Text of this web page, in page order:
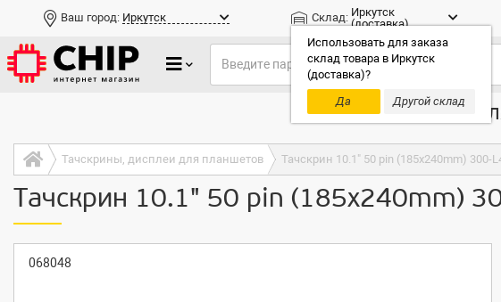
Ваш город: Иркутск Склад: Иркутск
(доставка)
Использовать для заказа
склад товара в Иркутск
(доставка)?
Да
Другой склад
Только доставка,
Тачскрины, дисплеи для планшетов Тачскрин 10.1" 50 pin (185x240mm) 300-
Тачскрин 10.1" 50 pin (185x240mm)
068048